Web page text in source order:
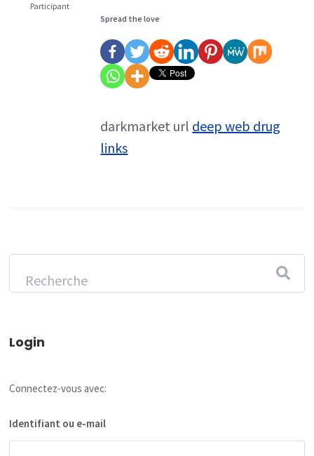
Participant
Spread the love
darkmarket url deep web drug
links
Login
Connectez-vous avec:
Identifiant ou e-mail